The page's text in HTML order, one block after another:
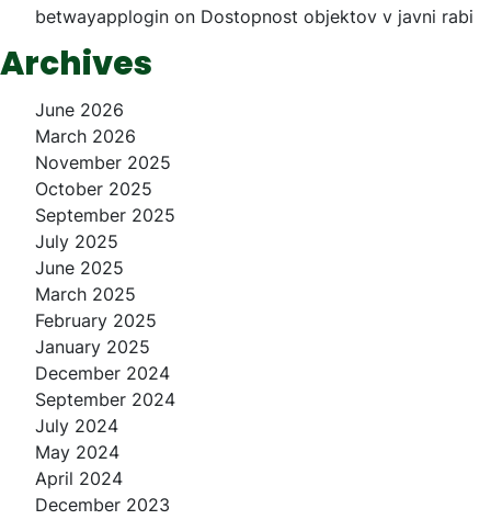
betwayapplogin on Dostopnost objektov v javni rabi
Archives
June 2026
March 2026
November 2025
October 2025
September 2025
July 2025
June 2025
March 2025
February 2025
January 2025
December 2024
September 2024
July 2024
May 2024
April 2024
December 2023